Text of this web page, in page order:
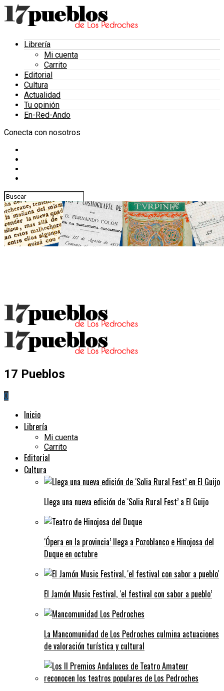
Librería
Mi cuenta
Carrito
Editorial
Cultura
Actualidad
Tu opinión
En-Red-Ando
Conecta con nosotros
17 Pueblos
0
Inicio
Librería
Mi cuenta
Carrito
Editorial
Cultura
Llega una nueva edición de ‘Solia Rural Fest’ a El Guijo
‘Ópera en la provincia’ llega a Pozoblanco e Hinojosa del
Duque en octubre
El Jamón Music Festival, ‘el festival con sabor a pueblo’
La Mancomunidad de Los Pedroches culmina actuaciones
de valoración turística y cultural